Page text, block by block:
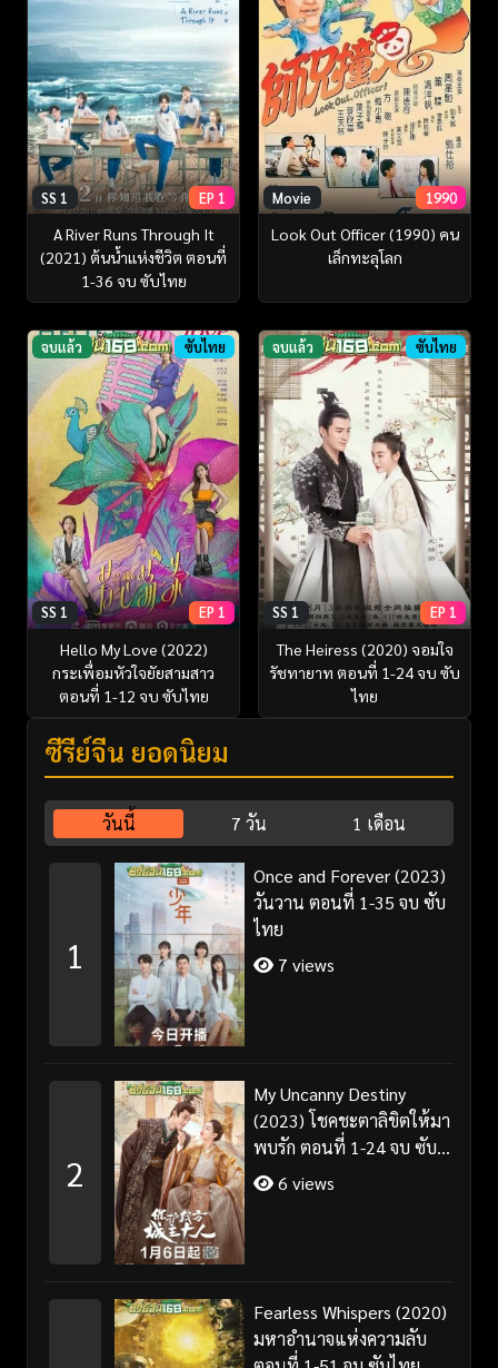
SS 1 EP 1
A River Runs Through It
(2021) ต้นน้ำแห่งชีวิต ตอนที่
1-36 จบ ซับไทย
Movie 1990
Look Out Officer (1990) คน
เล็กทะลุโลก
จบแล้ว ซับไทย
SS 1 EP 1
Hello My Love (2022)
กระเพื่อมหัวใจยัยสามสาว
ตอนที่ 1-12 จบ ซับไทย
จบแล้ว ซับไทย
SS 1 EP 1
The Heiress (2020) จอมใจ
รัชทายาท ตอนที่ 1-24 จบ ซับ
ไทย
ซีรี่ย์จีน ยอดนิยม
วันนี้ 7 วัน 1 เดือน
1
Once and Forever (2023)
วันวาน ตอนที่ 1-35 จบ ซับ
ไทย
7 views
2
My Uncanny Destiny
(2023) โชคชะตาลิขิตให้มา
พบรัก ตอนที่ 1-24 จบ ซับ
ไทย/พากย์ไทย
6 views
Fearless Whispers (2020)
มหาอำนาจแห่งความลับ